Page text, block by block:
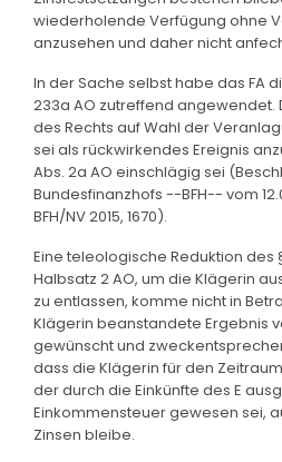
wiederholende Verfügung ohne
anzusehen und daher nicht
In der Sache selbst habe das FA
233a AO zutreffend
des Rechts auf Wahl der
sei als rückwirkendes Ereignis
Abs. 2a AO einschlägig sei
Bundesfinanzhofs --BFH-- vom
BFH/NV 2015, 1670).
Eine teleologische Reduktion des
Halbsatz 2 AO, um die Klägerin
zu entlassen, komme nicht in
Klägerin beanstandete Ergebnis
gewünscht und
dass die Klägerin für den
der durch die Einkünfte des E
Einkommensteuer gewesen sei,
Zinsen bleibe.